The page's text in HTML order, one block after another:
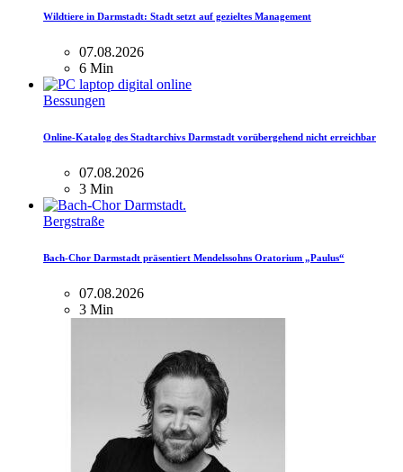
Wildtiere in Darmstadt: Stadt setzt auf gezieltes Management
07.08.2026
6 Min
Bessungen
Online-Katalog des Stadtarchivs Darmstadt vorübergehend nicht erreichbar
07.08.2026
3 Min
Bergstraße
Bach-Chor Darmstadt präsentiert Mendelssohns Oratorium „Paulus“
07.08.2026
3 Min